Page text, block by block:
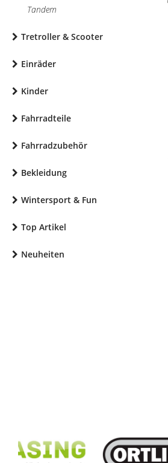
Tandem
Tretroller & Scooter
Einräder
Kinder
Fahrradteile
Fahrradzubehör
Bekleidung
Wintersport & Fun
Top Artikel
Neuheiten